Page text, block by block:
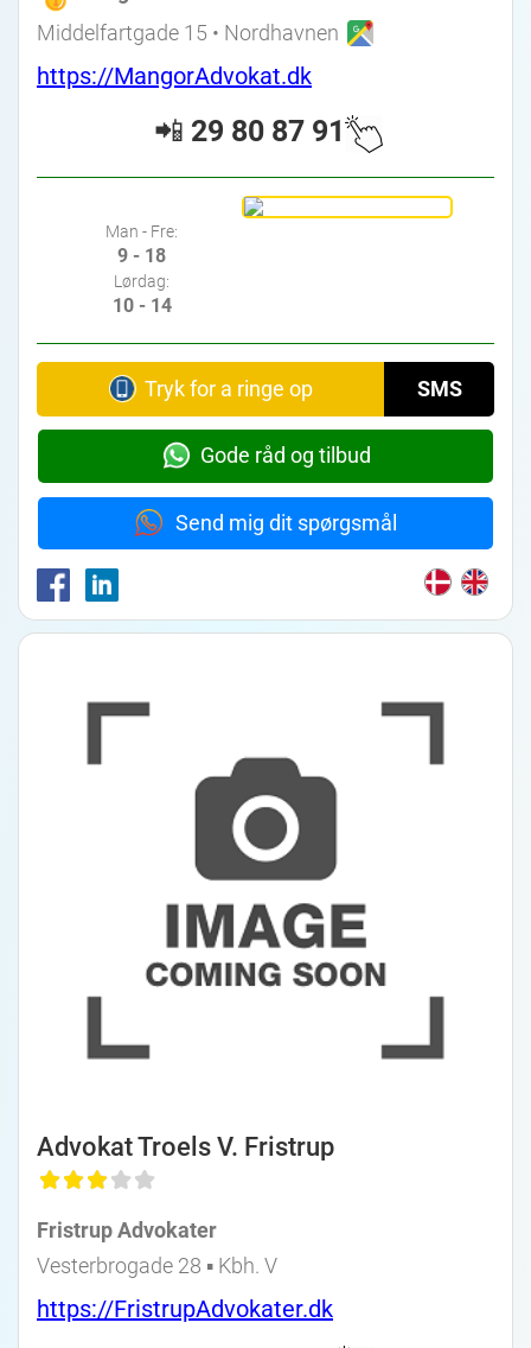
Middelfartgade 15 • Nordhavnen
https://MangorAdvokat.dk
📲 29 80 87 91
Man - Fre:
9 - 18
Lørdag:
10 - 14
Tryk for a ringe op SMS
Gode råd og tilbud
Send mig dit spørgsmål
Advokat Troels V. Fristrup
Fristrup Advokater
Vesterbrogade 28 ▪︎ Kbh. V
https://FristrupAdvokater.dk